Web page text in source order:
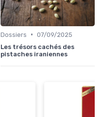
Dossiers • 07/09/2025
Les trésors cachés des
pistaches iraniennes